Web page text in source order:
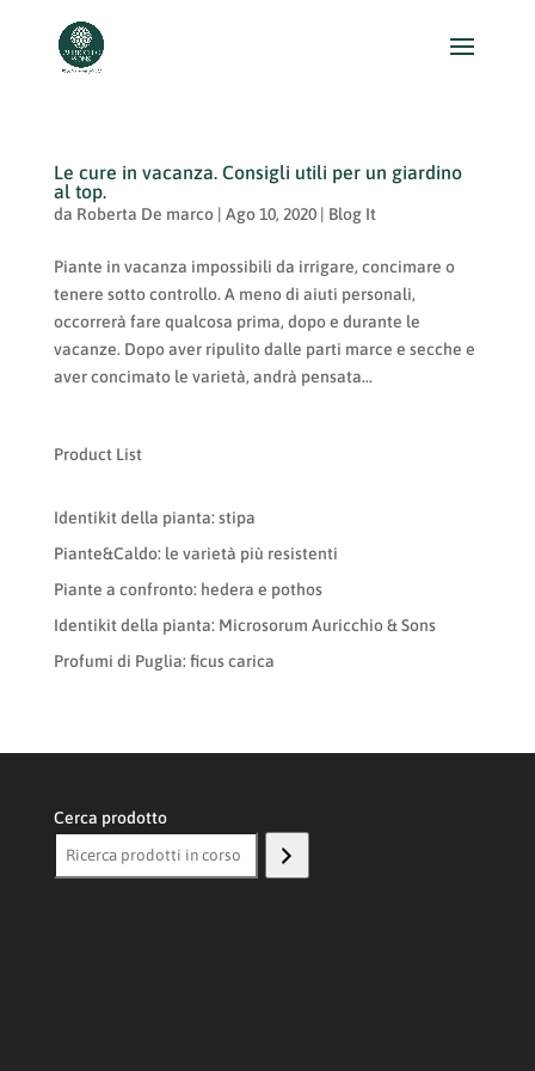
Le cure in vacanza. Consigli utili per un giardino
al top.
da Roberta De marco| Ago 10, 2020| Blog It
Piante in vacanza impossibili da irrigare, concimare o
tenere sotto controllo. A meno di aiuti personali,
occorrerà fare qualcosa prima, dopo e durante le
vacanze. Dopo aver ripulito dalle parti marce e secche e
aver concimato le varietà, andrà pensata...
Product List
Identikit della pianta: stipa
Piante&Caldo: le varietà più resistenti
Piante a confronto: hedera e pothos
Identikit della pianta: Microsorum Auricchio & Sons
Profumi di Puglia: ficus carica
Cerca prodotto